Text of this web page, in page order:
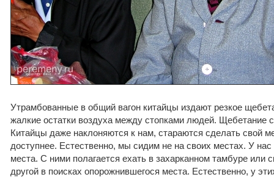
Утрамбованные в общий вагон китайцы издают резкое
жалкие остатки воздуха между стопками людей. Щебетание
Китайцы даже наклоняются к нам, стараются сделать свой
доступнее. Естественно, мы сидим не на своих местах. У
места. С ними полагается ехать в захарканном тамбуре или
другой в поисках опорожнившегося места. Естественно, у